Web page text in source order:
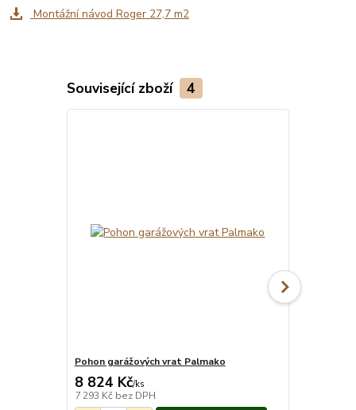
Montážní návod Roger 27,7 m2
Související zboží 4
Pohon garážových vrat Palmako
8 824 Kč/ks
7 293 Kč bez DPH